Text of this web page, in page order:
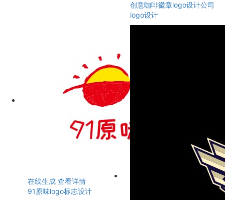
创意咖啡徽章logo设计公司
logo设计
在线生成 查看详情
91原味logo标志设计